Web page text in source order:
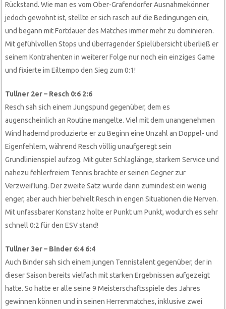
Rückstand. Wie man es vom Ober-Grafendorfer Ausnahmekönner
jedoch gewohnt ist, stellte er sich rasch auf die Bedingungen ein,
und begann mit Fortdauer des Matches immer mehr zu dominieren.
Mit gefühlvollen Stops und überragender Spielübersicht überließ er
seinem Kontrahenten in weiterer Folge nur noch ein einziges Game
und fixierte im Eiltempo den Sieg zum 0:1!
Tullner 2er – Resch 0:6 2:6
Resch sah sich einem Jungspund gegenüber, dem es
augenscheinlich an Routine mangelte. Viel mit dem unangenehmen
Wind hadernd produzierte er zu Beginn eine Unzahl an Doppel- und
Eigenfehlern, während Resch völlig unaufgeregt sein
Grundlinienspiel aufzog. Mit guter Schlaglänge, starkem Service und
nahezu fehlerfreiem Tennis brachte er seinen Gegner zur
Verzweiflung. Der zweite Satz wurde dann zumindest ein wenig
enger, aber auch hier behielt Resch in engen Situationen die Nerven.
Mit unfassbarer Konstanz holte er Punkt um Punkt, wodurch es sehr
schnell 0:2 für den ESV stand!
Tullner 3er – Binder 6:4 6:4
Auch Binder sah sich einem jungen Tennistalent gegenüber, der in
dieser Saison bereits vielfach mit starken Ergebnissen aufgezeigt
hatte. So hatte er alle seine 9 Meisterschaftsspiele des Jahres
gewinnen können und in seinen Herrenmatches, inklusive zwei